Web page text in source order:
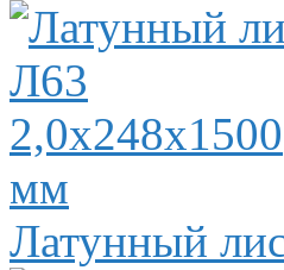
Латунный